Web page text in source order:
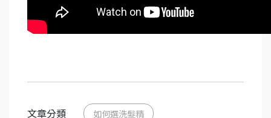
文章分類 如何選洗髮精